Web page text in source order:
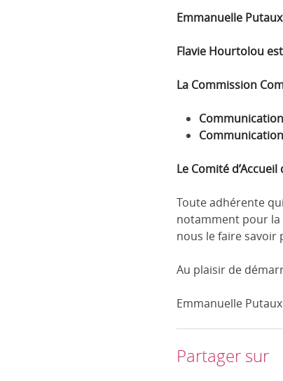
Emmanuelle
Flavie Hourtolou
La Commission
Le Comité
Toute adhérente
notamment pour la
nous le faire savoir
Au plaisir de
Emmanuelle
Partager sur